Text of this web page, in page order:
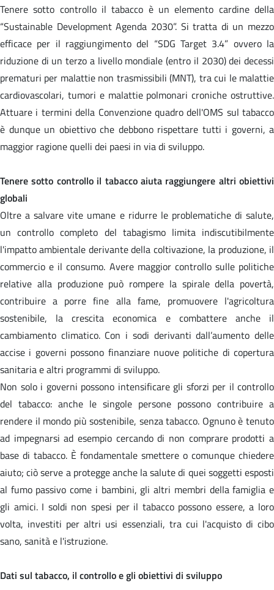
Tenere sotto controllo il tabacco è un elemento cardine della
“Sustainable Development Agenda 2030”. Si tratta di un mezzo
efficace per il raggiungimento del “SDG Target 3.4” ovvero la
riduzione di un terzo a livello mondiale (entro il 2030) dei decessi
prematuri per malattie non trasmissibili (MNT), tra cui le malattie
cardiovascolari, tumori e malattie polmonari croniche ostruttive.
Attuare i termini della Convenzione quadro dell'OMS sul tabacco
è dunque un obiettivo che debbono rispettare tutti i governi, a
maggior ragione quelli dei paesi in via di sviluppo.
Tenere sotto controllo il tabacco aiuta raggiungere altri obiettivi
globali
Oltre a salvare vite umane e ridurre le problematiche di salute,
un controllo completo del tabagismo limita indiscutibilmente
l'impatto ambientale derivante della coltivazione, la produzione, il
commercio e il consumo. Avere maggior controllo sulle politiche
relative alla produzione può rompere la spirale della povertà,
contribuire a porre fine alla fame, promuovere l'agricoltura
sostenibile, la crescita economica e combattere anche il
cambiamento climatico. Con i sodi derivanti dall’aumento delle
accise i governi possono finanziare nuove politiche di copertura
sanitaria e altri programmi di sviluppo.
Non solo i governi possono intensificare gli sforzi per il controllo
del tabacco: anche le singole persone possono contribuire a
rendere il mondo più sostenibile, senza tabacco. Ognuno è tenuto
ad impegnarsi ad esempio cercando di non comprare prodotti a
base di tabacco. È fondamentale smettere o comunque chiedere
aiuto; ciò serve a protegge anche la salute di quei soggetti esposti
al fumo passivo come i bambini, gli altri membri della famiglia e
gli amici. I soldi non spesi per il tabacco possono essere, a loro
volta, investiti per altri usi essenziali, tra cui l'acquisto di cibo
sano, sanità e l'istruzione.
Dati sul tabacco, il controllo e gli obiettivi di sviluppo